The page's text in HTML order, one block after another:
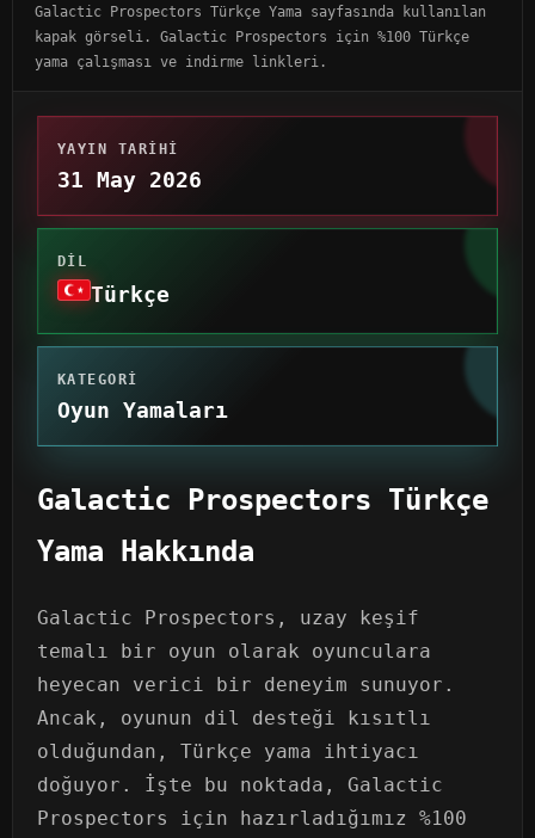
Galactic Prospectors Türkçe Yama sayfasında kullanılan
kapak görseli. Galactic Prospectors için %100 Türkçe
yama çalışması ve indirme linkleri.
YAYIN TARIHI
31 May 2026
DIL
Türkçe
KATEGORI
Oyun Yamaları
Galactic Prospectors Türkçe
Yama Hakkında
Galactic Prospectors, uzay keşif
temalı bir oyun olarak oyunculara
heyecan verici bir deneyim sunuyor.
Ancak, oyunun dil desteği kısıtlı
olduğundan, Türkçe yama ihtiyacı
doğuyor. İşte bu noktada, Galactic
Prospectors için hazırladığımız %100